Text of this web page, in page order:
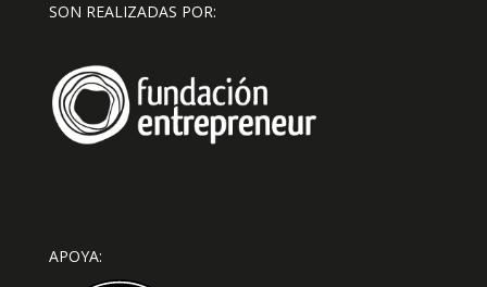
SON REALIZADAS POR:
APOYA: